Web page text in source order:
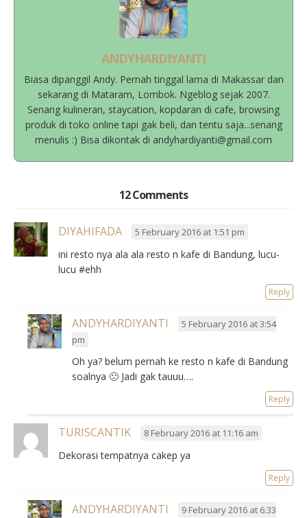
ANDYHARDIYANTI
Biasa dipanggil Andy. Pernah tinggal lama di Makassar dan
sekarang di Mataram, Lombok. Ngeblog sejak 2007.
Senang kulineran, staycation, kopdaran di cafe, browsing
produk di toko online tapi gak beli, dan tentu saja...senang
menulis :) Bisa dikontak di andyhardiyanti@gmail.com
12 Comments
DIYAHIFADA 5 February 2016 at 1:51 pm
ini resto nya ala ala resto n kafe di Bandung, lucu-
lucu #ehh
Reply
ANDYHARDIYANTI
5 February 2016 at 3:54
pm
Oh ya? belum pernah ke resto n kafe di Bandung
soalnya 🙁 Jadi gak tauuu….
Reply
TURISCANTIK 8 February 2016 at 11:16 am
Dekorasi tempatnya cakep ya
Reply
ANDYHARDIYANTI
9 February 2016 at 6:33